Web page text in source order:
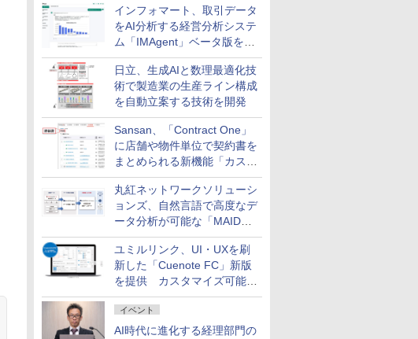
インフォマート、取引データ
をAI分析する経営分析システ
ム「IMAgent」ベータ版を提
供
日立、生成AIと数理最適化技
術で製造業の生産ライン構成
を自動立案する技術を開発
Sansan、「Contract One」
に店舗や物件単位で契約書を
まとめられる新機能「カスタ
ム契約ツリー」を追加
丸紅ネットワークソリューシ
ョンズ、自然言語で高度なデ
ータ分析が可能な「MAIDOA
AI ASSIST」を9月より提供
ユミルリンク、UI・UXを刷
新した「Cuenote FC」新版
を提供 カスタマイズ可能な
ダッシュボード画面を搭載
イベント
AI時代に進化する経理部門の